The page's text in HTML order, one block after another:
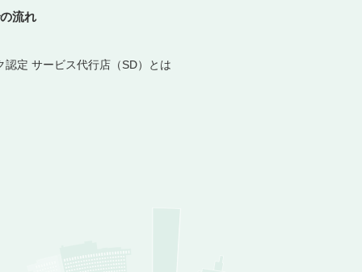
流れ
認定 サービス代行店（SD）とは